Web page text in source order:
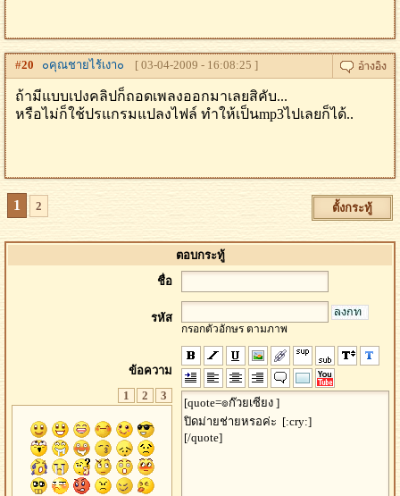
#20 ๐คุณชายไร้เงา๐ [ 03-04-2009 - 16:08:25 ]
ถ้ามีแบบเปงคลิปก็ถอดเพลงออกมาเลยสิคับ...
หรือไม่ก็ใช้ปรแกรมแปลงไฟล์ ทำให้เป็นmp3ไปเลยก็ได้..
1 2 ตั้งกระทู้
ตอบกระทู้
ชื่อ
รหัส
กรอกตัวอักษร ตามภาพ
ข้อความ
1
2 3